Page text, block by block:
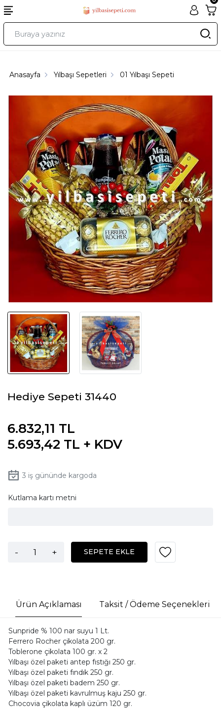
Anasayfa Yılbaşı Sepetleri 01 Yılbaşı Sepeti
Hediye Sepeti 31440
5.693,42 TL + KDV
6.832,11 TL
3 iş gününde kargoda
Kutlama kartı metni
- + SEPETE EKLE
Ürün Açıklaması Taksit / Ödeme Seçenekleri
Sunpride % 100 nar suyu 1 Lt.
Ferrero Rocher çikolata 200 gr.
Toblerone çikolata 100 gr. x 2
Yılbaşı özel paketi antep fıstığı 250 gr.
Yılbaşı özel paketi fındık 250 gr.
Yılbaşı özel paketi badem 250 gr.
Yılbaşı özel paketi kavrulmuş kaju 250 gr.
Chocovia çikolata kaplı üzüm 120 gr.